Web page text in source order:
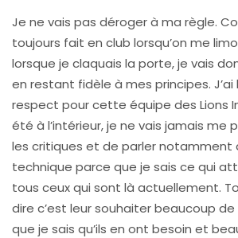
Je ne vais pas déroger à ma règle.
toujours fait en club lorsqu’on me
lorsque je claquais la porte, je vais
en restant fidèle à mes principes.
respect pour cette équipe des Lions
été à l’intérieur, je ne vais jamais me
les critiques et de parler notamment
technique parce que je sais ce qui
tous ceux qui sont là actuellement.
dire c’est leur souhaiter beaucoup
que je sais qu’ils en ont besoin et